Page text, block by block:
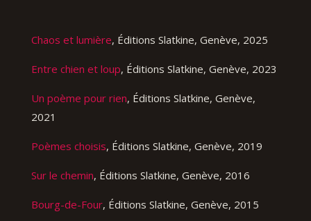
Chaos et lumière, Éditions Slatkine, Genève, 2025
Entre chien et loup, Éditions Slatkine, Genève, 2023
Un poème pour rien, Éditions Slatkine, Genève,
2021
Poèmes choisis, Éditions Slatkine, Genève, 2019
Sur le chemin, Éditions Slatkine, Genève, 2016
Bourg-de-Four, Éditions Slatkine, Genève, 2015